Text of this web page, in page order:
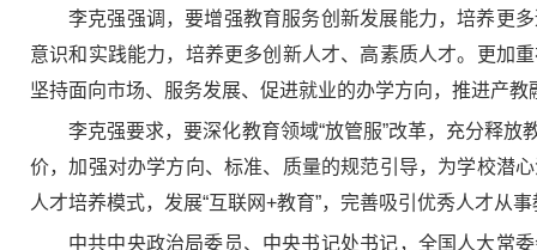
李克强强调，要增强教育服务创新发展能力，培养更
意识和实践能力，培养更多创新人才、高素质人才。更加
坚持面向市场、服务发展、促进就业的办学方向，推进产
李克强要求，要深化教育领域“放管服”改革，充分释
价，加强对办学方向、标准、质量的规范引导，为学校潜
人才培养模式，发展“互联网+教育”，完善吸引优秀人才从
中共中央政治局委员、中央书记处书记，全国人大常